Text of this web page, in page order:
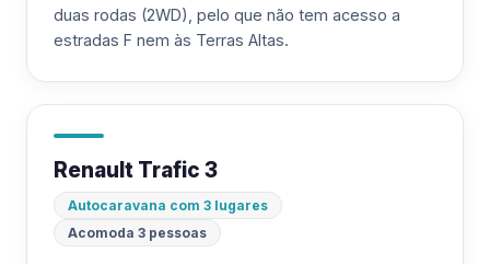
duas rodas (2WD), pelo que não tem acesso a
estradas F nem às Terras Altas.
Renault Trafic 3
Autocaravana com 3 lugares
Acomoda 3 pessoas